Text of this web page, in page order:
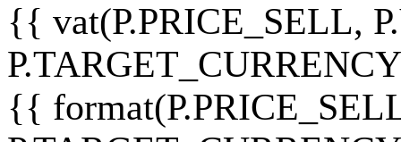
{{ vat(P.PRICE_SELL,
{{